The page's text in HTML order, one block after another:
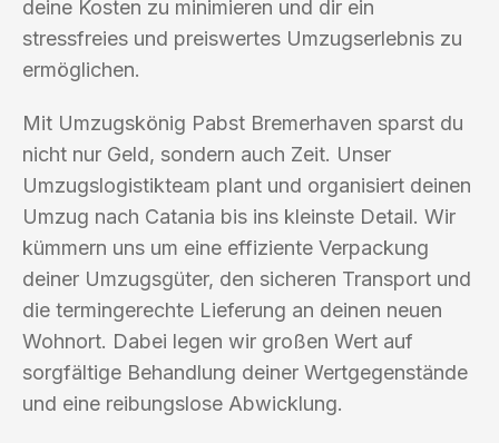
deine Kosten zu minimieren und dir ein
stressfreies und preiswertes Umzugserlebnis zu
ermöglichen.
Mit Umzugskönig Pabst Bremerhaven sparst du
nicht nur Geld, sondern auch Zeit. Unser
Umzugslogistikteam plant und organisiert deinen
Umzug nach Catania bis ins kleinste Detail. Wir
kümmern uns um eine effiziente Verpackung
deiner Umzugsgüter, den sicheren Transport und
die termingerechte Lieferung an deinen neuen
Wohnort. Dabei legen wir großen Wert auf
sorgfältige Behandlung deiner Wertgegenstände
und eine reibungslose Abwicklung.